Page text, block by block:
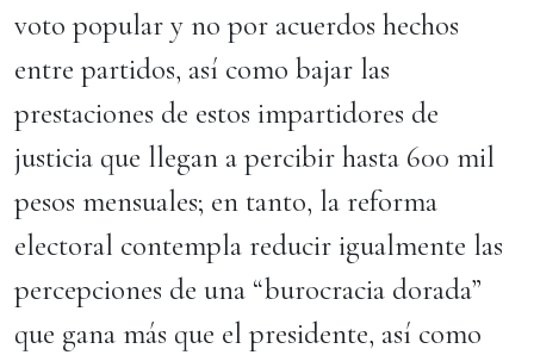
voto popular y no por acuerdos hechos
entre partidos, así como bajar las
prestaciones de estos impartidores de
justicia que llegan a percibir hasta 600 mil
pesos mensuales; en tanto, la reforma
electoral contempla reducir igualmente las
percepciones de una “burocracia dorada”
que gana más que el presidente, así como